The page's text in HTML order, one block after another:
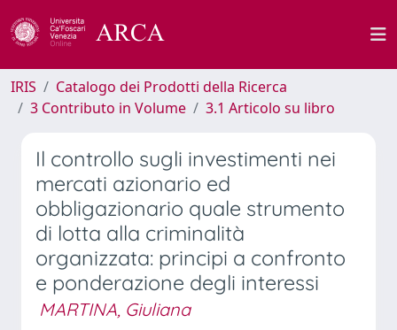
IRIS
Catalogo dei Prodotti della Ricerca
3 Contributo in Volume
3.1 Articolo su libro
Il controllo sugli investimenti nei
mercati azionario ed
obbligazionario quale strumento
di lotta alla criminalità
organizzata: principi a confronto
e ponderazione degli interessi
MARTINA, Giuliana